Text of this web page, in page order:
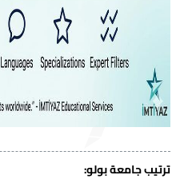
ترتيب جامعة بولو: